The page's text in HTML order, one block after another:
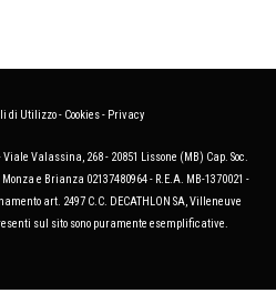
di Utilizzo- Cookies- Privacy
Valassina, 268 - 20851 Lissone (MB) Cap. Soc.
e Brianza 02137480964 - R.E.A. MB-1370021 -
art. 2497 C.C. DECATHLON SA, Villeneuve
sul sito sono puramente esemplificative.